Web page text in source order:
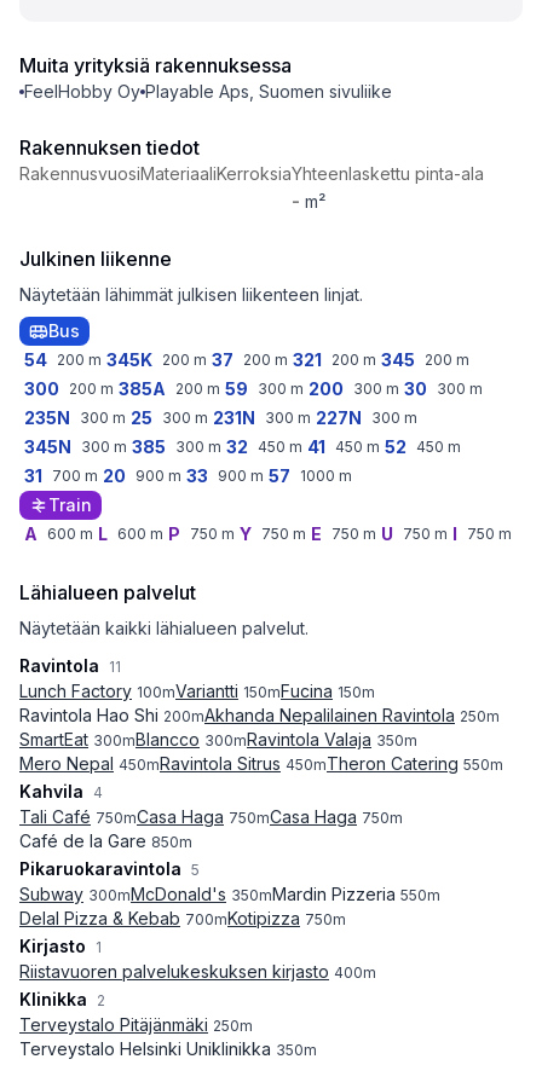
Muita yrityksiä rakennuksessa
FeelHobby Oy Playable Aps, Suomen sivuliike
Rakennuksen tiedot
RakennusvuosiMateriaaliKerroksiaYhteenlaskettu pinta-ala
- m²
Julkinen liikenne
Näytetään lähimmät julkisen liikenteen linjat.
Bus
54 200 m 345K 200 m 37 200 m 321 200 m 345 200 m
300 200 m 385A 200 m 59 300 m 200 300 m 30 300 m
235N 300 m 25 300 m 231N 300 m 227N 300 m
345N 300 m 385 300 m 32 450 m 41 450 m 52 450 m
31 700 m 20 900 m 33 900 m 57 1000 m
Train
A
600 m L 600 m P 750 m Y 750 m E 750 m U 750 m I 750 m
Lähialueen palvelut
Näytetään kaikki lähialueen palvelut.
Ravintola
11
Lunch Factory 100mVariantti 150mFucina 150m
Ravintola Hao Shi 200mAkhanda Nepalilainen Ravintola 250m
SmartEat 300mBlancco 300mRavintola Valaja 350m
Mero Nepal 450mRavintola Sitrus 450mTheron Catering 550m
Kahvila 4
Tali Café 750mCasa Haga 750mCasa Haga 750m
Café de la Gare 850m
Pikaruokaravintola 5
Subway 300mMcDonald's 350mMardin Pizzeria 550m
Delal Pizza & Kebab 700mKotipizza 750m
Kirjasto 1
Riistavuoren palvelukeskuksen kirjasto 400m
Klinikka 2
Terveystalo Pitäjänmäki 250m
Terveystalo Helsinki Uniklinikka 350m